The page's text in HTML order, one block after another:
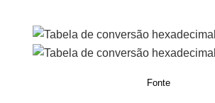
Fonte